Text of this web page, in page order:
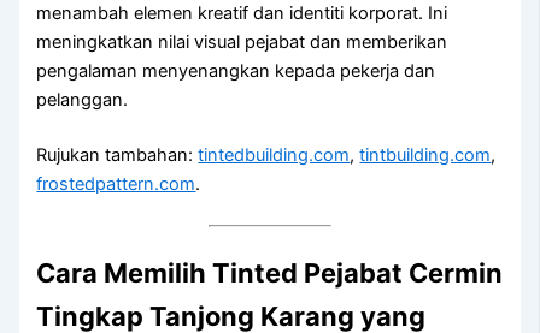
menambah elemen kreatif dan identiti korporat. Ini
meningkatkan nilai visual pejabat dan memberikan
pengalaman menyenangkan kepada pekerja dan
pelanggan.
Rujukan tambahan:tintedbuilding.com,tintbuilding.com,
frostedpattern.com.
Cara MemilihTinted Pejabat Cermin
Tingkap Tanjong Karang yang